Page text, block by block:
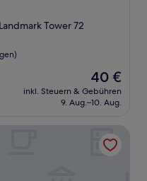
Tower 72
Der
Preis
beträgt
40 €
inkl. Steuern & Gebühren
9. Aug.–10. Aug.